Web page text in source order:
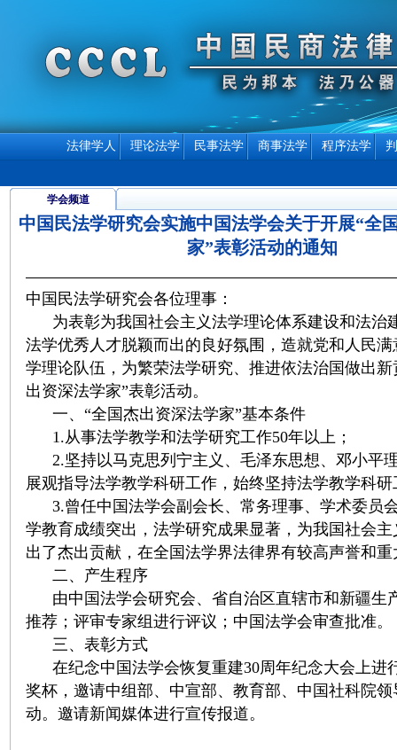
法律学人 理论法学 民事法学 商事法学 程序法学
学会频道
中国民法学研究会实施中国法学会关于开展“全
家”表彰活动的通知
中国民法学研究会各位理事：
为表彰为我国社会主义法学理论体系建设和法治
法学优秀人才脱颖而出的良好氛围，造就党和人民
学理论队伍，为繁荣法学研究、推进依法治国做出
出资深法学家”表彰活动。
一、“全国杰出资深法学家”基本条件
1.从事法学教学和法学研究工作50年以上；
2.坚持以马克思列宁主义、毛泽东思想、邓小平
展观指导法学教学科研工作，始终坚持法学教学科
3.曾任中国法学会副会长、常务理事、学术委员
学教育成绩突出，法学研究成果显著，为我国社会
出了杰出贡献，在全国法学界法律界有较高声誉和
二、产生程序
由中国法学会研究会、省自治区直辖市和新疆生
推荐；评审专家组进行评议；中国法学会审查批准。
三、表彰方式
在纪念中国法学会恢复重建30周年纪念大会上进
奖杯，邀请中组部、中宣部、教育部、中国社科院
动。邀请新闻媒体进行宣传报道。